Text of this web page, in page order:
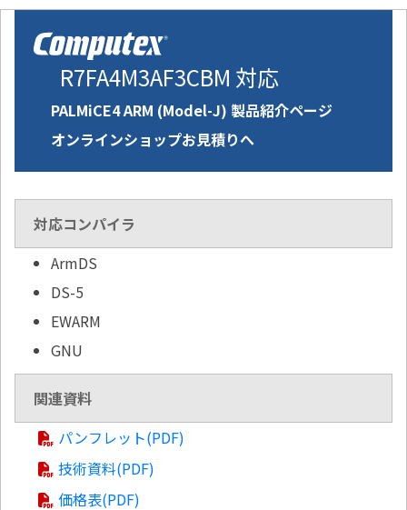
R7FA4M3AF3CBM 対応
PALMiCE4 ARM (Model-J) 製品紹介ページ
オンラインショップお見積りへ
対応コンパイラ
ArmDS
DS-5
EWARM
GNU
関連資料
パンフレット(PDF)
技術資料(PDF)
価格表(PDF)